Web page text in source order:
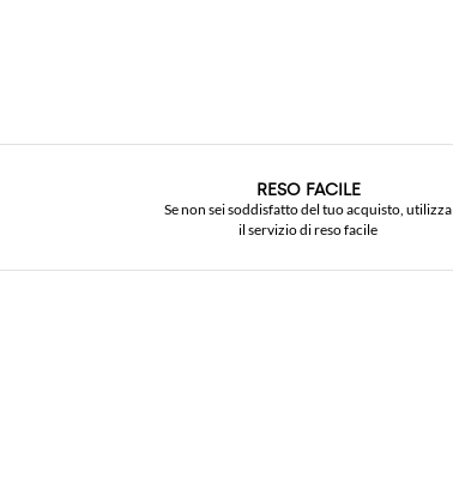
RESO FACILE
Se non sei soddisfatto del tuo acquisto, utilizza
il servizio di reso facile